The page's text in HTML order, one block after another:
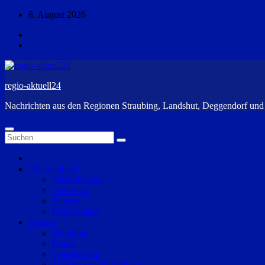
Zum
springen
8. August 2026
regio-aktuell24
Nachrichten aus den Regionen Straubing, Landshut, Deggendorf
Überregional
Niederbayern
Oberpfalz
Bayern
Deutschland
Region
Straubing
Bogen
Geiselhöring